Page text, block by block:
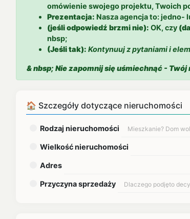
omówienie swojego projektu, Twoich
Prezentacja: Nasza agencja to: jedno-
(jeśli odpowiedź brzmi nie): OK, czy
nbsp;
(Jeśli tak): Kontynuuj z pytaniami i
& nbsp; Nie zapomnij się uśmiechnąć -
🏠 Szczegóły dotyczące nieruchomości
Rodzaj nieruchomości
Wielkość nieruchomości
Adres
Przyczyna sprzedaży